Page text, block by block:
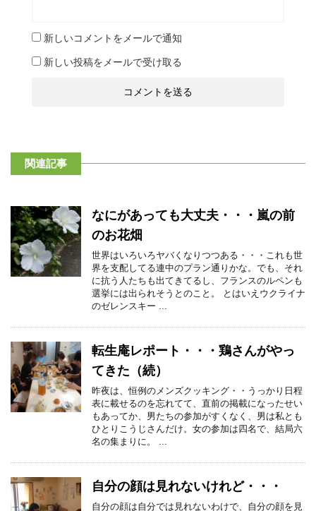
新しいコメントをメールで通知
新しい投稿をメールで受け取る
関連記事
なにがあっても大丈夫・・・嵐の前
のお花畑
世界はいろいろヤバくなりつつある・・・これも世
界を支配してる連中のプラン通りかな。でも、それ
に抗う人たちも出てきてるし、フランスのルペンも
選挙には出られそうとのこと。 とはいえウクライナ
のゼレンスキー ...
転生庵レポート・・・鶏さんがやっ
てきた（続）
昨夜は、恒例のメンズクッキング・・うっかり日程
表に載せるのを忘れてて、直前の掲載になったせい
もあってか、男たちの参加がすくなく、男は私とも
ひとりこうじさんだけ。女の参加は四名で、結局六
名の集まりに。 ...
自分の顔は見れないけれど・・・
自分の顔は自分では見れないわけで、自分の顔を見